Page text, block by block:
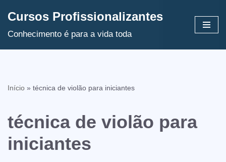
Avançar
Cursos Profissionalizantes
Conhecimento é para a vida toda
Início » técnica de violão para iniciantes
técnica de violão para
iniciantes